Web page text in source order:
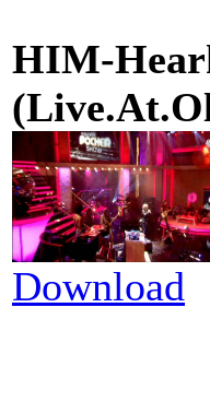
HIM-
Download